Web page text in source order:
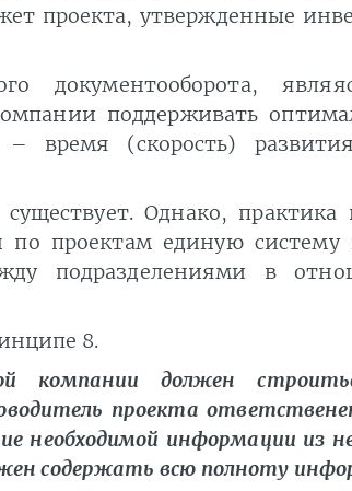
проекта, утвержденные
документооборота,
поддерживать
– время (скорость)
Однако,
проектам единую систему
подразделениями в
8.
компании должен
проекта
необходимой информации из
содержать всю полноту